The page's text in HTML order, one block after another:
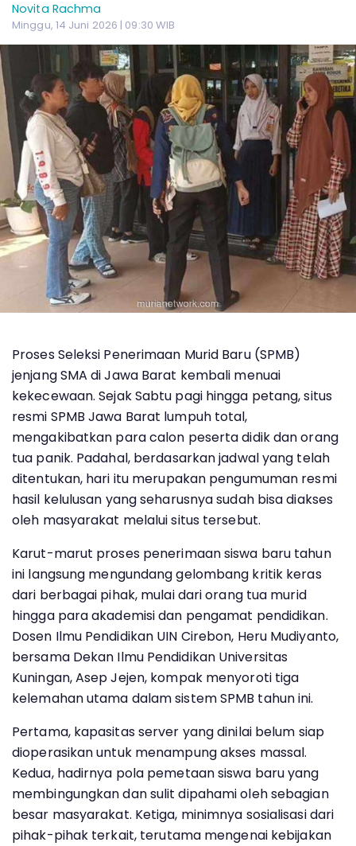
Novita Rachma
Minggu, 14 Juni 2026 | 09:30 WIB
Proses Seleksi Penerimaan Murid Baru (SPMB)
jenjang SMA di Jawa Barat kembali menuai
kekecewaan. Sejak Sabtu pagi hingga petang, situs
resmi SPMB Jawa Barat lumpuh total,
mengakibatkan para calon peserta didik dan orang
tua panik. Padahal, berdasarkan jadwal yang telah
ditentukan, hari itu merupakan pengumuman resmi
hasil kelulusan yang seharusnya sudah bisa diakses
oleh masyarakat melalui situs tersebut.
Karut-marut proses penerimaan siswa baru tahun
ini langsung mengundang gelombang kritik keras
dari berbagai pihak, mulai dari orang tua murid
hingga para akademisi dan pengamat pendidikan.
Dosen Ilmu Pendidikan UIN Cirebon, Heru Mudiyanto,
bersama Dekan Ilmu Pendidikan Universitas
Kuningan, Asep Jejen, kompak menyoroti tiga
kelemahan utama dalam sistem SPMB tahun ini.
Pertama, kapasitas server yang dinilai belum siap
dioperasikan untuk menampung akses massal.
Kedua, hadirnya pola pemetaan siswa baru yang
membingungkan dan sulit dipahami oleh sebagian
besar masyarakat. Ketiga, minimnya sosialisasi dari
pihak-pihak terkait, terutama mengenai kebijakan